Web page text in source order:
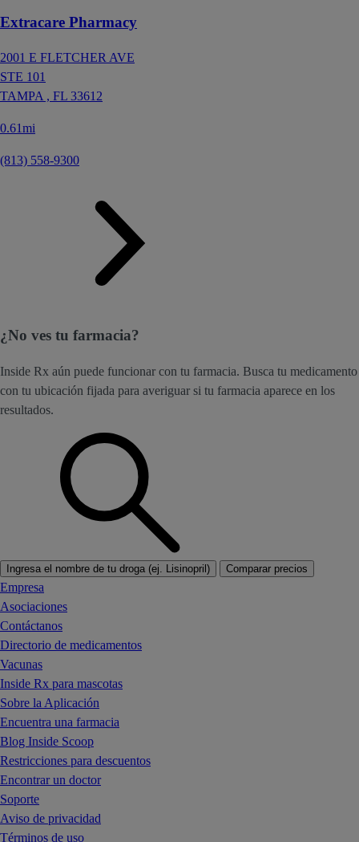
Extracare Pharmacy
2001 E FLETCHER AVE
STE 101
TAMPA , FL 33612
0.61mi
(813) 558-9300
¿No ves tu farmacia?
Inside Rx aún puede funcionar con tu farmacia. Busca tu medicamento
con tu ubicación fijada para averiguar si tu farmacia aparece en los
resultados.
Ingresa el nombre de tu droga (ej. Lisinopril) Comparar precios
Empresa
Asociaciones
Contáctanos
Directorio de medicamentos
Vacunas
Inside Rx para mascotas
Sobre la Aplicación
Encuentra una farmacia
Blog Inside Scoop
Restricciones para descuentos
Encontrar un doctor
Soporte
Aviso de privacidad
Términos de uso